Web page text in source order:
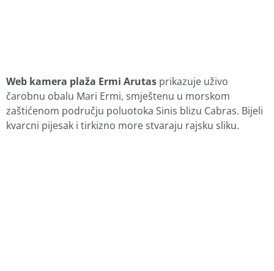
Web kamera plaža Ermi Arutas prikazuje uživo
čarobnu obalu Mari Ermi, smještenu u morskom
zaštićenom području poluotoka Sinis blizu Cabras. Bijeli
kvarcni pijesak i tirkizno more stvaraju rajsku sliku.